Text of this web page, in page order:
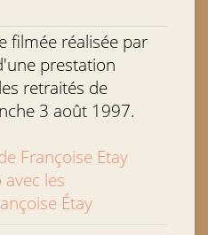
filmée réalisée par
prestation
retraités de
3 août 1997.
Françoise Etay
les
Étay